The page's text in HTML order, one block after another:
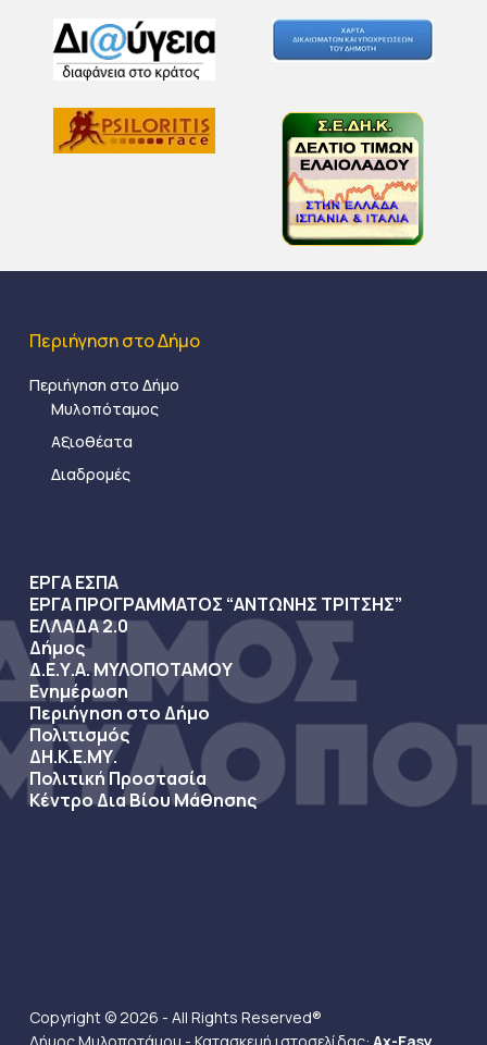
Περιήγηση στο Δήμο
Περιήγηση στο Δήμο
Μυλοπόταμος
Αξιοθέατα
Διαδρομές
ΕΡΓΑ ΕΣΠΑ
ΕΡΓΑ ΠΡΟΓΡΑΜΜΑΤΟΣ “ΑΝΤΩΝΗΣ ΤΡΙΤΣΗΣ”
ΕΛΛΑΔΑ 2.0
Δήμος
Δ.Ε.Υ.Α. ΜΥΛΟΠΟΤΑΜΟΥ
Ενημέρωση
Περιήγηση στο Δήμο
Πολιτισμός
ΔΗ.Κ.Ε.ΜΥ.
Πολιτική Προστασία
Κέντρο Δια Βίου Μάθησης
Copyright © 2026 - All Rights Reserved®